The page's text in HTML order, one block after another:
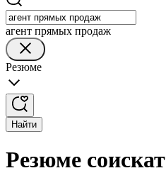
агент прямых продаж
Резюме
Найти
Резюме